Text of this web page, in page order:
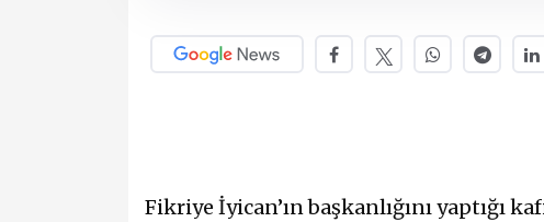
Fikriye İyican’ın başkanlığını yaptığı